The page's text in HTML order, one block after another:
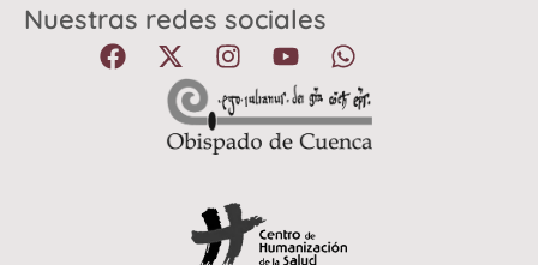
Nuestras redes sociales